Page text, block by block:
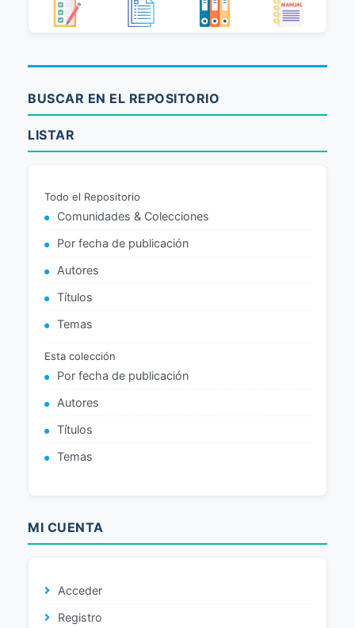
BUSCAR EN EL REPOSITORIO
LISTAR
Todo el Repositorio
Comunidades & Colecciones
Por fecha de publicación
Autores
Títulos
Temas
Esta colección
Por fecha de publicación
Autores
Títulos
Temas
MI CUENTA
Acceder
Registro